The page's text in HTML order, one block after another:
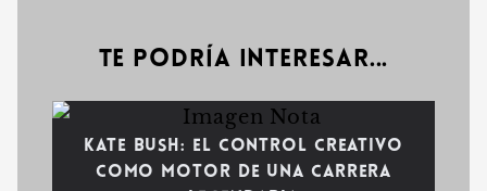
Te podría interesar...
Kate Bush: El control creativo
como motor de una carrera